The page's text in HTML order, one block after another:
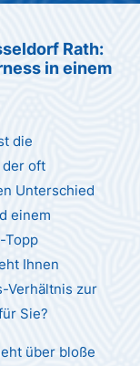
Rath:
in einem
die
der oft
Unterschied
einem
Topp
Ihnen
Verhältnis zur
Sie?
über bloße